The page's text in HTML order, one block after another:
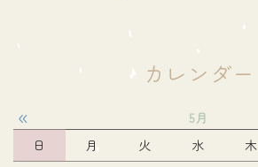
カレンダー
« 5月
日 月 火 水 木